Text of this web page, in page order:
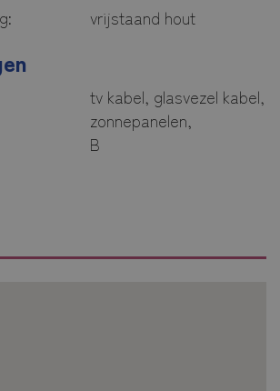
vrijstaand hout
tv kabel, glasvezel kabel,
zonnepanelen,
B